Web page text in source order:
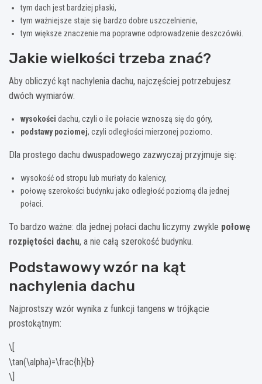
tym dach jest bardziej płaski,
tym ważniejsze staje się bardzo dobre uszczelnienie,
tym większe znaczenie ma poprawne odprowadzenie deszczówki.
Jakie wielkości trzeba znać?
Aby obliczyć kąt nachylenia dachu, najczęściej potrzebujesz
dwóch wymiarów:
wysokości dachu, czyli o ile połacie wznoszą się do góry,
podstawy poziomej, czyli odległości mierzonej poziomo.
Dla prostego dachu dwuspadowego zazwyczaj przyjmuje się:
wysokość od stropu lub murłaty do kalenicy,
połowę szerokości budynku jako odległość poziomą dla jednej
połaci.
To bardzo ważne: dla jednej połaci dachu liczymy zwykle połowę
rozpiętości dachu, a nie całą szerokość budynku.
Podstawowy wzór na kąt
nachylenia dachu
Najprostszy wzór wynika z funkcji tangens w trójkącie
prostokątnym:
\[
\tan(\alpha)=\frac{h}{b}
\]